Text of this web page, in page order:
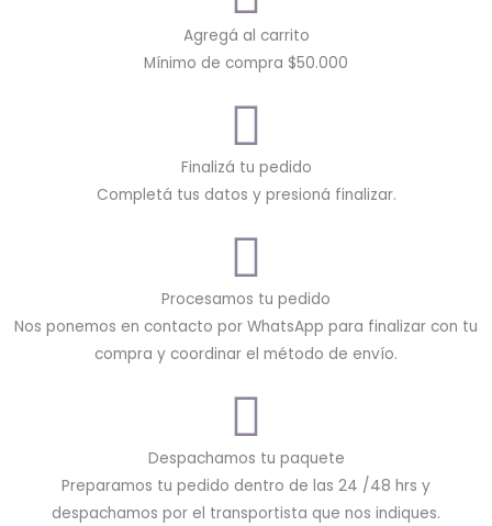
Agregá al carrito
Mínimo de compra $50.000
Finalizá tu pedido
Completá tus datos y presioná finalizar.
Procesamos tu pedido
Nos ponemos en contacto por WhatsApp para finalizar con tu
compra y coordinar el método de envío.
Despachamos tu paquete
Preparamos tu pedido dentro de las 24 /48 hrs y
despachamos por el transportista que nos indiques.